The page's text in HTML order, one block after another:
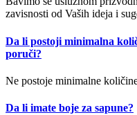
zavisnosti od Vaših ideja i
Da li postoji minimalna
poruči?
Ne postoje minimalne
Da li imate boje za sapune?